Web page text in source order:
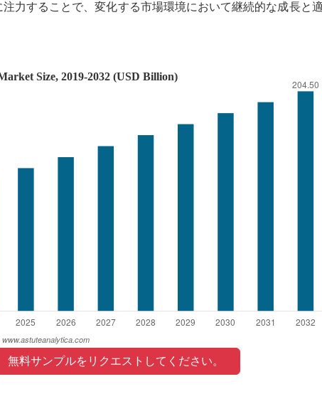
力することで、変化する市場環境において継続的な成長と
無料サンプルをリクエストしてください。